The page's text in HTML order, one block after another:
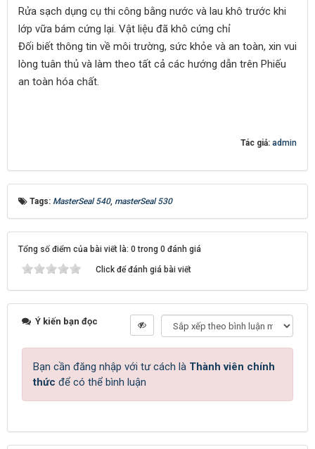
Rửa sạch dụng cụ thi công bằng nước và lau khô trước khi
lớp vữa bám cứng lại. Vật liệu đã khô cứng chỉ
Đối biết thông tin về môi trường, sức khỏe và an toàn, xin vui
lòng tuân thủ và làm theo tất cả các hướng dẫn trên Phiếu
an toàn hóa chất.
Tác giả: admin
Tags: MasterSeal 540, masterSeal 530
Tổng số điểm của bài viết là: 0 trong 0 đánh giá
Click để đánh giá bài viết
Ý kiến bạn đọc
Bạn cần đăng nhập với tư cách là Thành viên chính
thức để có thể bình luận